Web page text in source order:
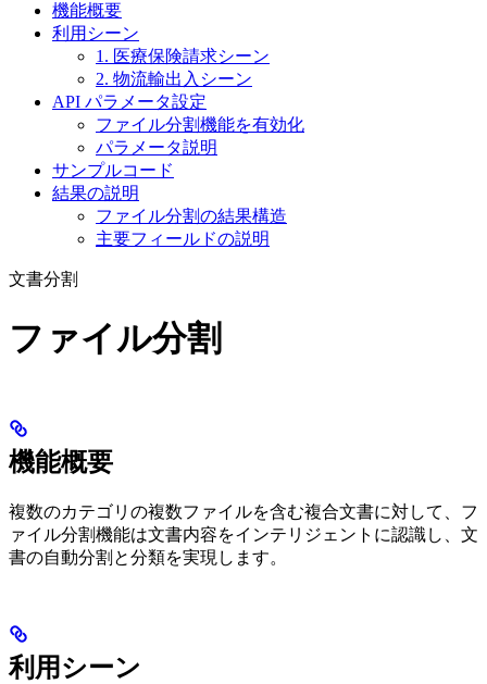
機能概要
利用シーン
1. 医療保険請求シーン
2. 物流輸出入シーン
API パラメータ設定
ファイル分割機能を有効化
パラメータ説明
サンプルコード
結果の説明
ファイル分割の結果構造
主要フィールドの説明
文書分割
ファイル分割
機能概要
複数のカテゴリの複数ファイルを含む複合文書に対して、フ
ァイル分割機能は文書内容をインテリジェントに認識し、文
書の自動分割と分類を実現します。
利用シーン